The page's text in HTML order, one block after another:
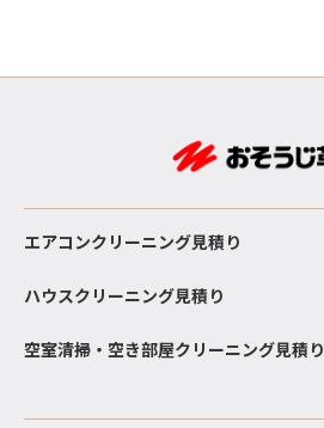
エアコンクリーニング見積り
ハウスクリーニング見積り
空室清掃・空き部屋クリーニング見積り